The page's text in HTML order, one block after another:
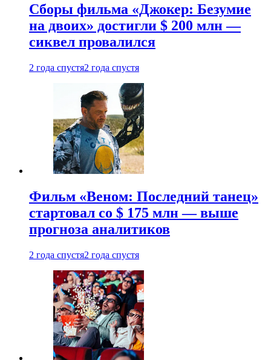
Сборы фильма «Джокер: Безумие
на двоих» достигли $ 200 млн —
сиквел провалился
2 года спустя2 года спустя
Фильм «Веном: Последний танец»
стартовал со $ 175 млн — выше
прогноза аналитиков
2 года спустя2 года спустя